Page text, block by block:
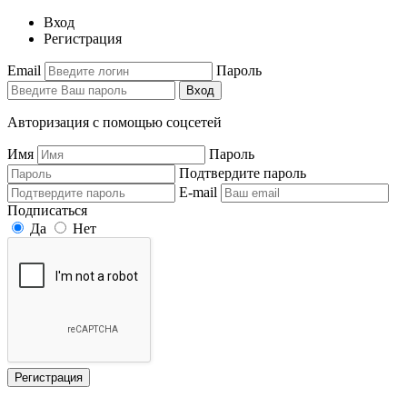
Вход
Регистрация
Email Пароль
Вход
Авторизация с помощью соцсетей
Имя
Пароль
Подтвердите пароль
E-mail
Подписаться
Да
Нет
Регистрация